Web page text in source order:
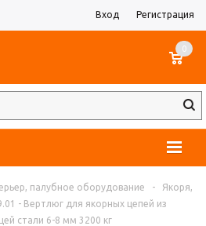
Вход Регистрация
0
палубное оборудование -
Якоря,
- Вертлюг для якорных цепей из
стали 6-8 мм 3200 кг